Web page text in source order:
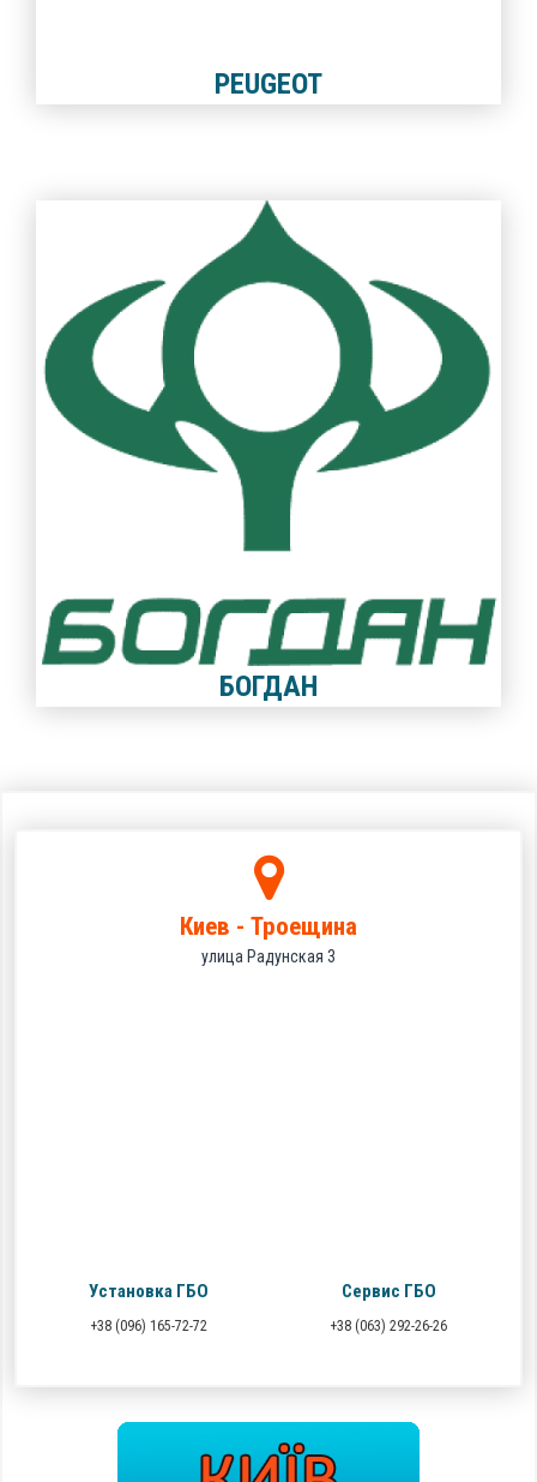
PEUGEOT
БОГДАН
Киев - Троещина
улица Радунская 3
Установка ГБО
+38 (096) 165-72-72
Сервис ГБО
+38 (063) 292-26-26